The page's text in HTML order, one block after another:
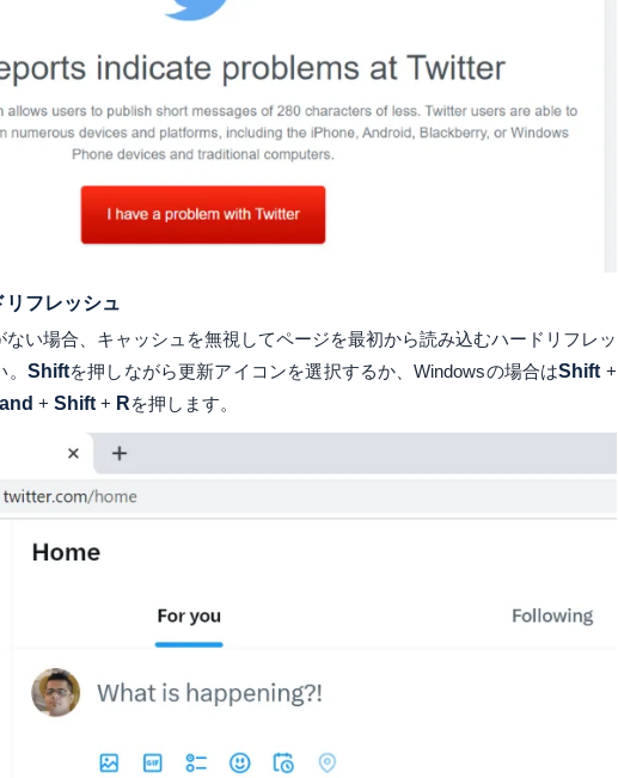
フレッシュ
い場合、キャッシュを無視してページを最初から読み込むハードリフレッ
Shiftを押しながら更新アイコンを選択するか、Windowsの場合はShift +
+ Shift+ Rを押します。